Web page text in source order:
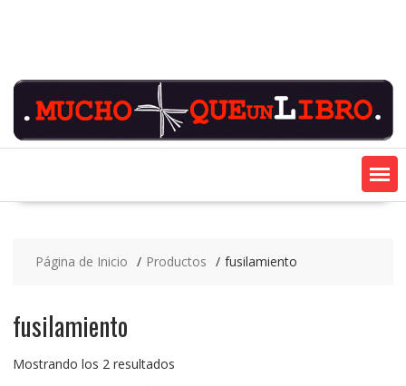
Página de Inicio Productos fusilamiento
fusilamiento
Mostrando los 2 resultadosOrdenado